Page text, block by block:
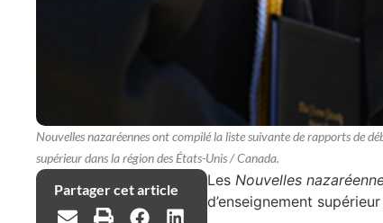
Nouvelles nazaréennes ont compilé la liste suivante de rapports de
supérieur dans la région des États-Unis / Canada.
Partager cet article
Les Nouvelles
d’enseignement